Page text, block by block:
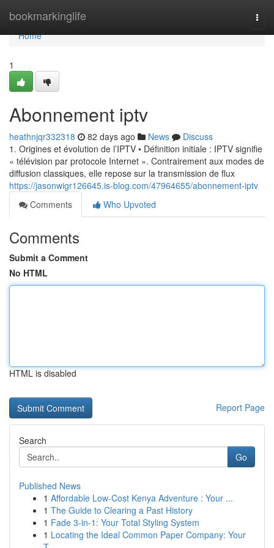
bookmarkinglife
Home
Home
1
Abonnement iptv
heathnjqr332318 82 days ago News
Discuss
1. Origines et évolution de l’IPTV • Définition initiale : IPTV signifie
« télévision par protocole Internet ». Contrairement aux modes de
diffusion classiques, elle repose sur la transmission de flux
https://jasonwigr126645.is-blog.com/47964655/abonnement-iptv
Comments
Who Upvoted
Comments
Submit a Comment
No HTML
HTML is disabled
Report Page
Search
Go
Published News
1 Affordable Low-Cost Kenya Adventure : Your ...
1 The Guide to Clearing a Past History
1 Fade 3-in-1: Your Total Styling System
1 Locating the Ideal Common Paper Company: Your